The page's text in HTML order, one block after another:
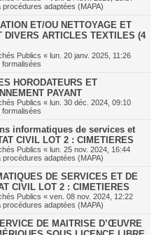
adaptées (MAPA)
ET/OU NETTOYAGE ET
DIVERS ARTICLES TEXTILES (4
Publics « lun. 20 janv. 2025, 11:26
HORODATEURS ET
PAYANT
Publics « lun. 30 déc. 2024, 09:10
informatiques de services et
CIVIL LOT 2 : CIMETIERES
Publics « lun. 25 nov. 2024, 16:44
adaptées (MAPA)
DE SERVICES ET DE
CIVIL LOT 2 : CIMETIERES
Publics « ven. 08 nov. 2024, 12:22
adaptées (MAPA)
DE MAITRISE D’ŒUVRE